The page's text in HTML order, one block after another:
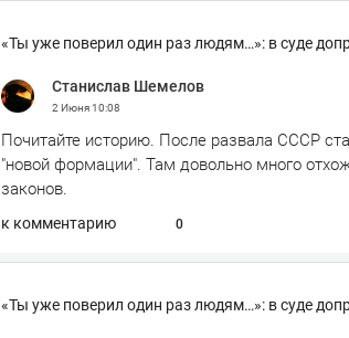
«Ты уже поверил один раз людям…»: в суде
Станислав Шемелов
2 Июня10:08
Почитайте историю. После развала СССР
"новой формации". Там довольно много
законов.
к комментарию 0
«Ты уже поверил один раз людям…»: в суде